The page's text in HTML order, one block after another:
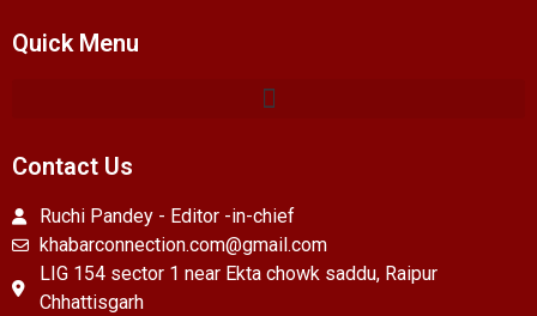
Quick Menu
Contact Us
Ruchi Pandey - Editor -in-chief
khabarconnection.com@gmail.com
LIG 154 sector 1 near Ekta chowk saddu, Raipur
Chhattisgarh